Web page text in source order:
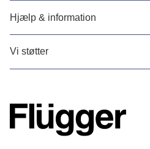
Hjælp & information
Vi støtter